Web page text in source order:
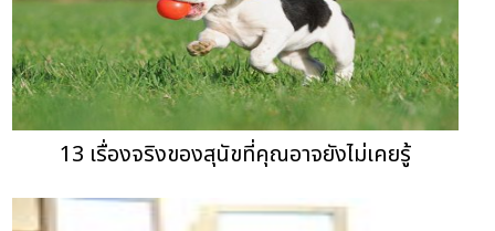
13 เรื่องจริงของสุนัขที่คุณอาจยังไม่เคยรู้